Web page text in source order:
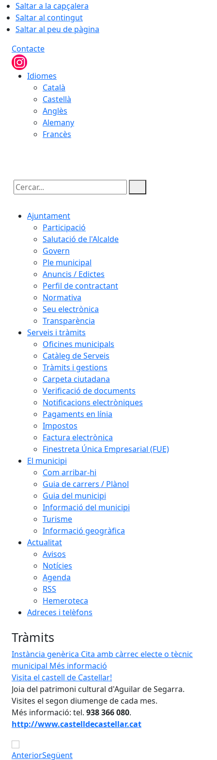
Saltar a la capçalera
Saltar al contingut
Saltar al peu de pàgina
Contacte
Idiomes
Català
Castellà
Anglès
Alemany
Francès
Cercar:
Ajuntament
Participació
Salutació de l'Alcalde
Govern
Ple municipal
Anuncis / Edictes
Perfil de contractant
Normativa
Seu electrònica
Transparència
Serveis i tràmits
Oficines municipals
Catàleg de Serveis
Tràmits i gestions
Carpeta ciutadana
Verificació de documents
Notificacions electròniques
Pagaments en línia
Impostos
Factura electrònica
Finestreta Única Empresarial (FUE)
El municipi
Com arribar-hi
Guia de carrers / Plànol
Guia del municipi
Informació del municipi
Turisme
Informació geogràfica
Actualitat
Avisos
Notícies
Agenda
RSS
Hemeroteca
Adreces i telèfons
Tràmits
Instància genèrica Cita amb càrrec electe o tècnic
municipal Més informació
Visita el castell de Castellar!
Joia del patrimoni cultural d'Aguilar de Segarra.
Visites el segon diumenge de cada mes.
Més informació: tel. 938 366 080.
http://www.castelldecastellar.cat
Visita el castell de Castellar!
AnteriorSegüent